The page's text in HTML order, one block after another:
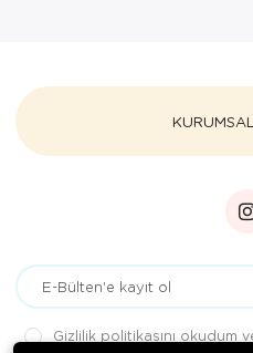
KURUMSAL
Gizlilik politikasını okudum